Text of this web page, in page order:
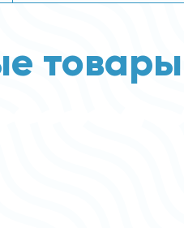
товары